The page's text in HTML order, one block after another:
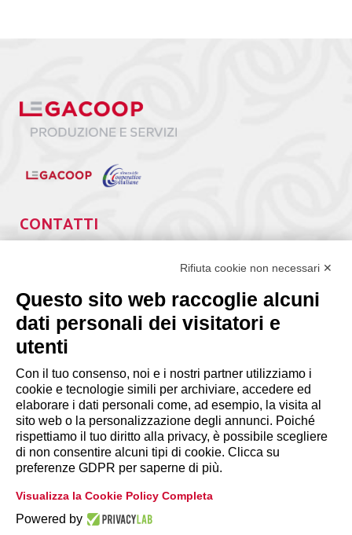
CONTATTI
segreteria@lps.coop
INFORMAZIONI
Disclaimer
Privacy Policy
Cookie Policy|Modifica preferenze
Rifiuta cookie non necessari ✕
Questo sito web raccoglie alcuni
dati personali dei visitatori e
utenti
Con il tuo consenso, noi e i nostri partner utilizziamo i
cookie e tecnologie simili per archiviare, accedere ed
elaborare i dati personali come, ad esempio, la visita al
sito web o la personalizzazione degli annunci. Poiché
rispettiamo il tuo diritto alla privacy, è possibile scegliere
di non consentire alcuni tipi di cookie. Clicca su
preferenze GDPR per saperne di più.
Visualizza la Cookie Policy Completa
Powered by